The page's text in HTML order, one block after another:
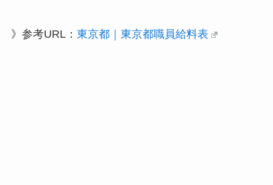
》参考URL： 東京都｜東京都職員給料表